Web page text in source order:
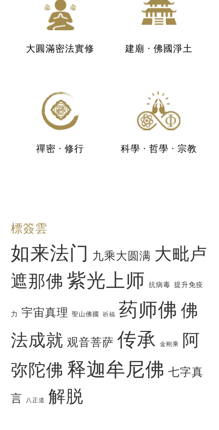
大圓滿密法實修 建廟 · 佛國淨土
禪密 · 修行 科學 · 哲學 · 宗教
標簽雲
如来法门 九乘大圆满 大毗卢
遮那佛 紫光上师 抗病毒 提升免疫
力 宇宙真理 聖山佛國 祈福 药师佛 佛
法成就 观音菩萨 传承 金刚乘
阿
弥陀佛 释迦牟尼佛 七字真
言 八正道 解脱